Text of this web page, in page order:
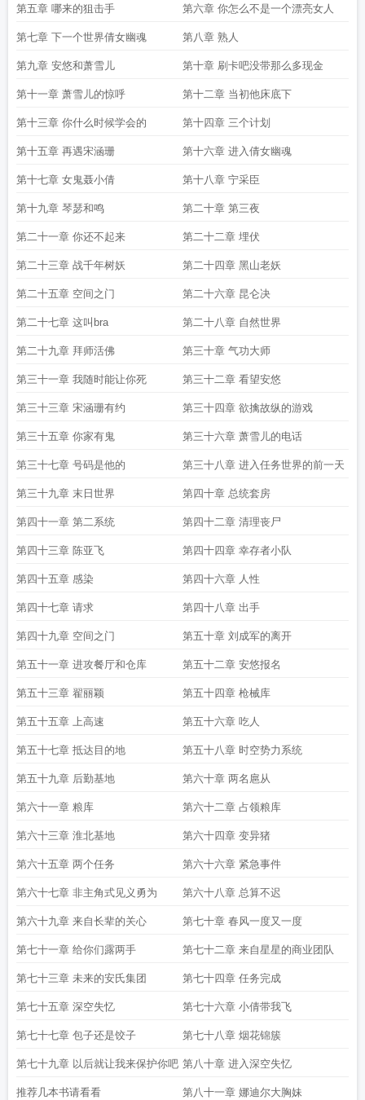
第五章 哪来的狙击手 第六章 你怎么不是一个漂亮女人
第七章 下一个世界倩女幽魂 第八章 熟人
第九章 安悠和萧雪儿 第十章 刷卡吧没带那么多现金
第十一章 萧雪儿的惊呼 第十二章 当初他床底下
第十三章 你什么时候学会的 第十四章 三个计划
第十五章 再遇宋涵珊 第十六章 进入倩女幽魂
第十七章 女鬼聂小倩 第十八章 宁采臣
第十九章 琴瑟和鸣 第二十章 第三夜
第二十一章 你还不起来 第二十二章 埋伏
第二十三章 战千年树妖 第二十四章 黑山老妖
第二十五章 空间之门 第二十六章 昆仑决
第二十七章 这叫bra 第二十八章 自然世界
第二十九章 拜师活佛 第三十章 气功大师
第三十一章 我随时能让你死 第三十二章 看望安悠
第三十三章 宋涵珊有约 第三十四章 欲擒故纵的游戏
第三十五章 你家有鬼 第三十六章 萧雪儿的电话
第三十七章 号码是他的 第三十八章 进入任务世界的前一天
第三十九章 末日世界 第四十章 总统套房
第四十一章 第二系统 第四十二章 清理丧尸
第四十三章 陈亚飞 第四十四章 幸存者小队
第四十五章 感染 第四十六章 人性
第四十七章 请求 第四十八章 出手
第四十九章 空间之门 第五十章 刘成军的离开
第五十一章 进攻餐厅和仓库 第五十二章 安悠报名
第五十三章 翟丽颖 第五十四章 枪械库
第五十五章 上高速 第五十六章 吃人
第五十七章 抵达目的地 第五十八章 时空势力系统
第五十九章 后勤基地 第六十章 两名扈从
第六十一章 粮库 第六十二章 占领粮库
第六十三章 淮北基地 第六十四章 变异猪
第六十五章 两个任务 第六十六章 紧急事件
第六十七章 非主角式见义勇为 第六十八章 总算不迟
第六十九章 来自长辈的关心 第七十章 春风一度又一度
第七十一章 给你们露两手 第七十二章 来自星星的商业团队
第七十三章 未来的安氏集团 第七十四章 任务完成
第七十五章 深空失忆 第七十六章 小倩带我飞
第七十七章 包子还是饺子 第七十八章 烟花锦簇
第七十九章 以后就让我来保护你吧 第八十章 进入深空失忆
推荐几本书请看看 第八十一章 娜迪尔大胸妹